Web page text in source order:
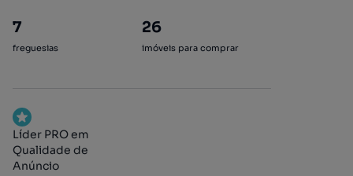
7
freguesias
26
imóveis para comprar
Líder PRO em
Qualidade de
Anúncio